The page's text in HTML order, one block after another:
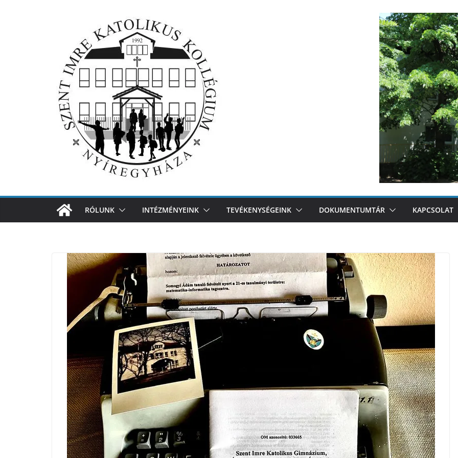
RÓLUNK INTÉZMÉNYEINK TEVÉKENYSÉGEINK DOKUMENTUMTÁR KAPCSOLAT